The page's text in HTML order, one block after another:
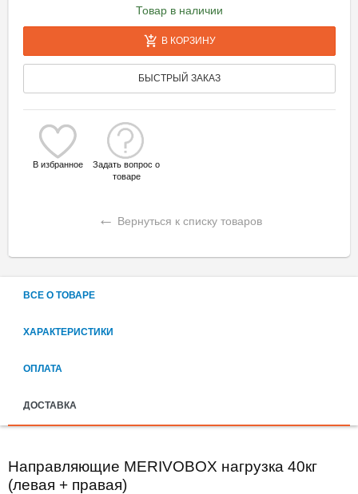
Товар в наличии
В КОРЗИНУ
БЫСТРЫЙ ЗАКАЗ
В избранное
Задать вопрос о
товаре
← Вернуться к списку товаров
ВСЕ О ТОВАРЕ
ХАРАКТЕРИСТИКИ
ОПЛАТА
ДОСТАВКА
Направляющие MERIVOBOX нагрузка 40кг
(левая + правая)